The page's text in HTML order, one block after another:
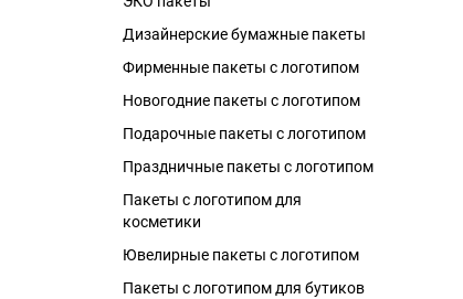
Дизайнерские бумажные пакеты
Фирменные пакеты с логотипом
Новогодние пакеты с логотипом
Подарочные пакеты с логотипом
Праздничные пакеты с логотипом
Пакеты с логотипом для
косметики
Ювелирные пакеты с логотипом
Пакеты с логотипом для бутиков